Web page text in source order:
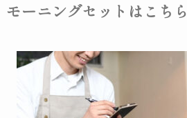
モーニングセットはこちら